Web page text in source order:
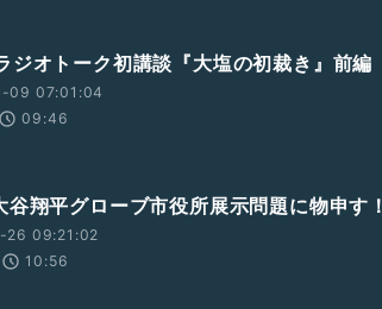
オトーク初講談『大塩の初裁き』前編
09 07:01:04
09:46
翔平グローブ市役所展示問題に物申す！
26 09:21:02
10:56